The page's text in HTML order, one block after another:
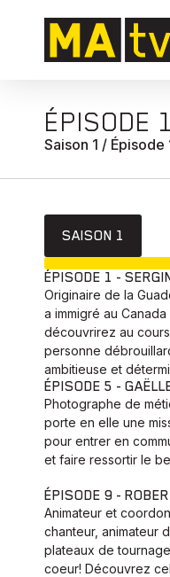
ÉPISODE
Saison 1 / Épisode
SAISON 1
ÉPISODE 1 -
Originaire de la
a immigré au
découvrirez au
personne
ambitieuse et
ÉPISODE 5 -
Photographe de
porte en elle une
pour entrer en
et faire ressortir le
ÉPISODE 9 -
Animateur et
chanteur, animateur
plateaux de
coeur! Découvrez